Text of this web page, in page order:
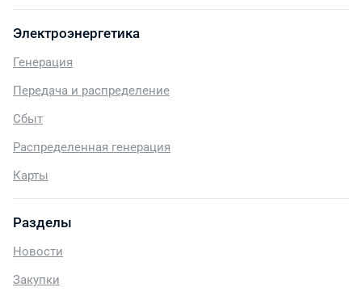
Электроэнергетика
Генерация
Передача и распределение
Сбыт
Распределенная генерация
Карты
Разделы
Новости
Закупки